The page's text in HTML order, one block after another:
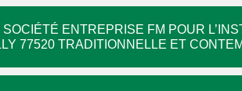
SOCIÉTÉ ENTREPRISE FM POUR
77520 TRADITIONNELLE ET